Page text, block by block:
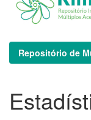
Repositório de